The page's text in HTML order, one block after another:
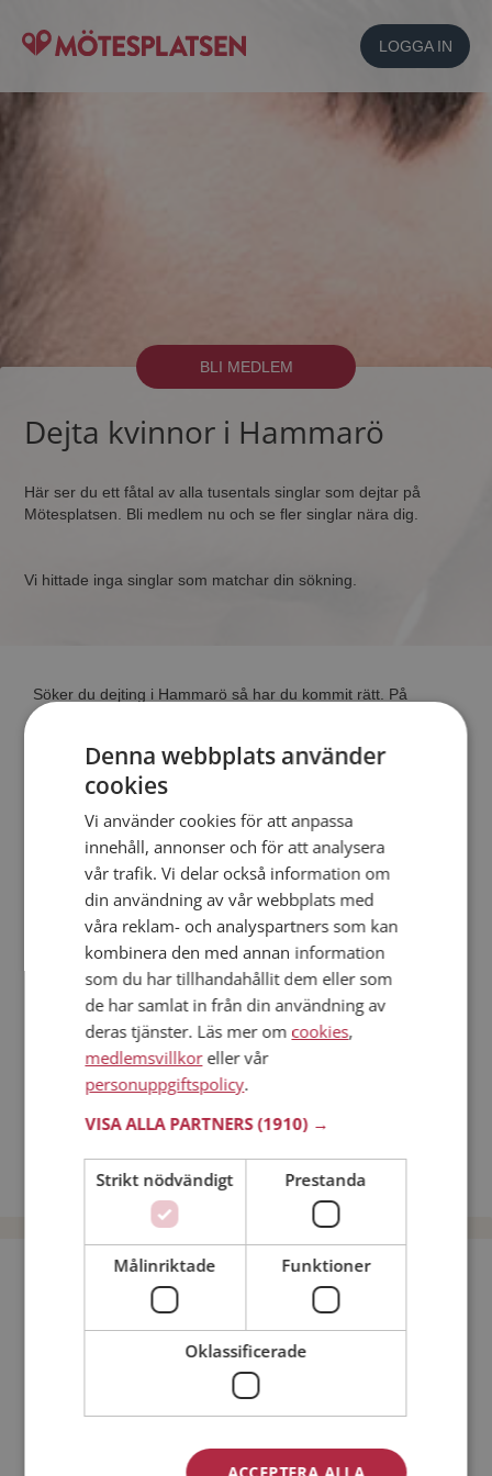
LOGGA IN
BLI MEDLEM
Dejta kvinnor i Hammarö
Här ser du ett fåtal av alla tusentals singlar som dejtar på
Mötesplatsen. Bli medlem nu och se fler singlar nära dig.
Vi hittade inga singlar som matchar din sökning.
Söker du dejting i Hammarö så har du kommit rätt. På
Mötesplatsen kan du blir medlem och söka bland tusentals
Läs mer
Steg 1 - Bli medlem & skapa en presentation
Steg 2 - Så här fungerar våra sökfunktioner
Steg 3 - Tips på hur du tar kontakt
Dejta säkert
Dejting i mobilen
Online dating
Nätdejtingtips
Match Making på Mötesplatsen
Läs mer om vad Mötesplatsens singlar tycker
Män från Hammarö
Dejta män i Sverige
Bli medlem utan kostnad!
Man
Denna webbplats använder
cookies
Vi använder cookies för att anpassa
innehåll, annonser och för att analysera
vår trafik. Vi delar också information om
din användning av vår webbplats med
våra reklam- och analyspartners som kan
kombinera den med annan information
som du har tillhandahållit dem eller som
de har samlat in från din användning av
deras tjänster. Läs mer om cookies,
medlemsvillkoreller vår
personuppgiftspolicy.
VISA ALLA PARTNERS(1910) →
Strikt nödvändigt Prestanda
Målinriktade Funktioner
Oklassificerade
ACCEPTERA ALLA